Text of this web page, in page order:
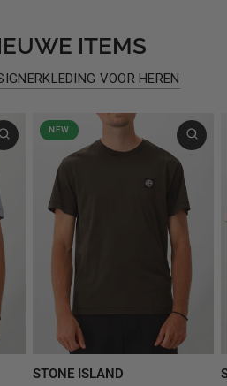
ITEMS
VOOR HEREN
NEW
STONE ISLAND